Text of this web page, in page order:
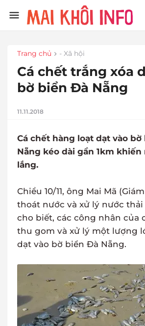
Trang chủ - Xã hội
Cá chết trắng xóa
bờ biển Đà Nẵng
11.11.2018
Cá chết hàng loạt dạt vào
Nẵng kéo dài gần 1km
lắng.
Chiều 10/11, ông Mai Mã
thoát nước và xử lý nước thải
cho biết, các công nhân của
thu gom và xử lý một lượng
dạt vào bờ biển Đà Nẵng.